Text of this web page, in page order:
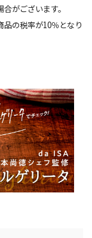
がございます。
の税率が10％となり